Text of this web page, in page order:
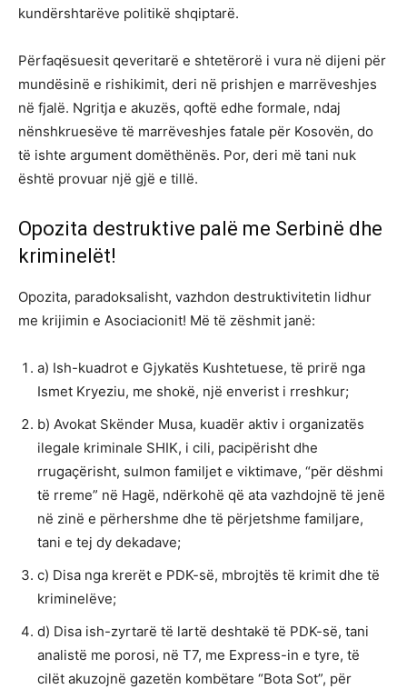
kundërshtarëve politikë shqiptarë.
Përfaqësuesit qeveritarë e shtetërorë i vura në dijeni për
mundësinë e rishikimit, deri në prishjen e marrëveshjes
në fjalë. Ngritja e akuzës, qoftë edhe formale, ndaj
nënshkruesëve të marrëveshjes fatale për Kosovën, do
të ishte argument domëthënës. Por, deri më tani nuk
është provuar një gjë e tillë.
Opozita destruktive palë me Serbinë dhe
kriminelët!
Opozita, paradoksalisht, vazhdon destruktivitetin lidhur
me krijimin e Asociacionit! Më të zëshmit janë:
a) Ish-kuadrot e Gjykatës Kushtetuese, të prirë nga
Ismet Kryeziu, me shokë, një enverist i rreshkur;
b) Avokat Skënder Musa, kuadër aktiv i organizatës
ilegale kriminale SHIK, i cili, pacipërisht dhe
rrugaçërisht, sulmon familjet e viktimave, “për dëshmi
të rreme” në Hagë, ndërkohë që ata vazhdojnë të jenë
në zinë e përhershme dhe të përjetshme familjare,
tani e tej dy dekadave;
c) Disa nga krerët e PDK-së, mbrojtës të krimit dhe të
kriminelëve;
d) Disa ish-zyrtarë të lartë deshtakë të PDK-së, tani
analistë me porosi, në T7, me Express-in e tyre, të
cilët akuzojnë gazetën kombëtare “Bota Sot”, për